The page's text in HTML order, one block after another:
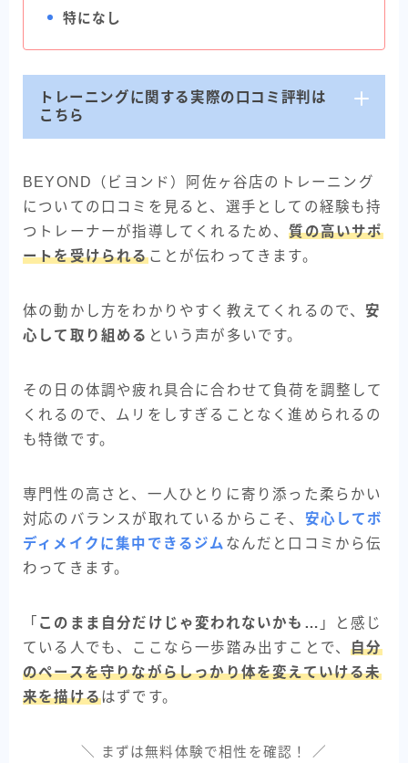
特になし
トレーニングに関する実際の口コミ評判は
こちら
BEYOND（ビヨンド）阿佐ヶ谷店のトレーニング
についての口コミを見ると、選手としての経験も持
つトレーナーが指導してくれるため、質の高いサポ
ートを受けられることが伝わってきます。
体の動かし方をわかりやすく教えてくれるので、安
心して取り組める という声が多いです。
その日の体調や疲れ具合に合わせて負荷を調整して
くれるので、ムリをしすぎることなく進められるの
も特徴です。
専門性の高さと、一人ひとりに寄り添った柔らかい
対応のバランスが取れているからこそ、 安心してボ
ディメイクに集中できるジム なんだと口コミから伝
わってきます。
「 このまま自分だけじゃ変われないかも… 」と感じ
ている人でも、ここなら一歩踏み出すことで、自分
のペースを守りながらしっかり体を変えていける未
来を描けるはずです。
＼ まずは無料体験で相性を確認！ ／